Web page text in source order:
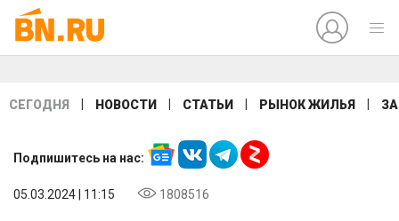
СЕГОДНЯ НОВОСТИ СТАТЬИ РЫНОК ЖИЛЬЯ
Подпишитесь на нас:
05.03.2024 | 11:15 1808516